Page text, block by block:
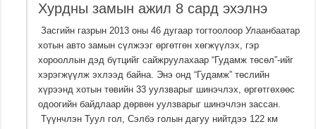
Хурдны замын ажил 8 сард эхэлнэ
Засгийн газрын 2013 оны 46 дугаар тогтоолоор Улаанбаатар
хотын авто замын сүлжээг өргөтгөн хөгжүүлэх, гэр
хорооллын дэд бүтцийг сайжруулахаар “Гудамж төсөл”-ийг
хэрэгжүүлж эхлээд байна. Энэ онд “Гудамж” төслийн
хүрээнд хотын төвийн 33 уулзварыг шинэчлэх, өргөтгөхөөс
одоогийн байдлаар дөрвөн уулзварыг шинэчлэн зассан.
Түүнчлэн Туул гол, Сэлбэ голын дагуу нийтдээ 122 км